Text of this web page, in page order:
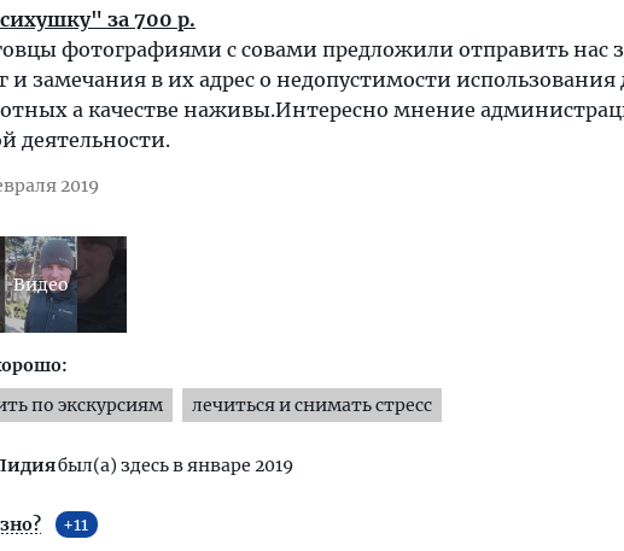
за 700 р.
фотографиями с совами предложили отправить нас
и замечания в их адрес о недопустимости
а качестве наживы.Интересно мнение
деятельности.
2019
по экскурсиям
лечиться и снимать стресс
был(а) здесь в январе 2019
11